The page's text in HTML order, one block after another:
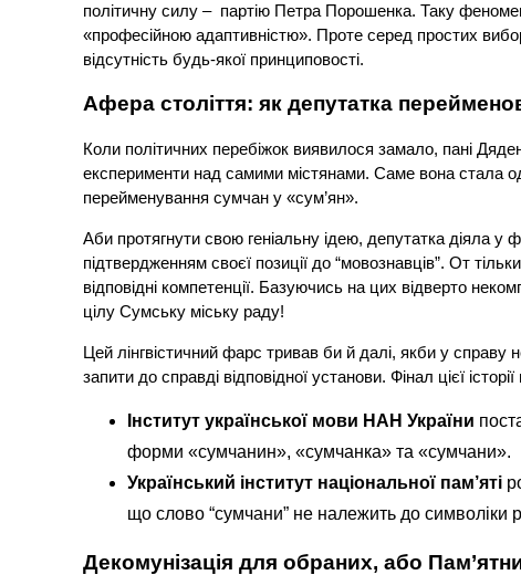
політичну силу – партію Петра Порошенка. Таку
«професійною адаптивністю». Проте серед простих
відсутність будь-якої принциповості.
Афера століття: як депутатка
Коли політичних перебіжок виявилося замало, пані
експерименти над самими містянами. Саме вона стала
перейменування сумчан у «сум’ян».
Аби протягнути свою геніальну ідею, депутатка діяла
підтвердженням своєї позиції до “мовознавців”. От
відповідні компетенції. Базуючись на цих відверто
цілу Сумську міську раду!
Цей лінгвістичний фарс тривав би й далі, якби у справу
запити до справді відповідної установи. Фінал цієї
Інститут української мови НАН України
форми «сумчанин», «сумчанка» та «сумчани».
Український інститут національної пам’яті
що слово “сумчани” не належить до символіки
Декомунізація для обраних, або